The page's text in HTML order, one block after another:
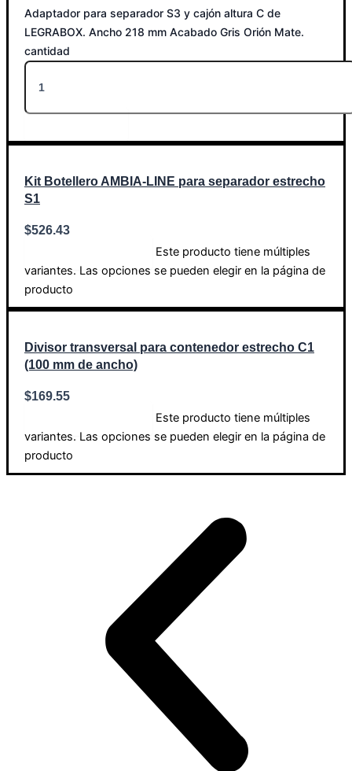
Adaptador para separador S3 y cajón altura C de
LEGRABOX. Ancho 218 mm Acabado Gris Orión Mate.
cantidad
Kit Botellero AMBIA-LINE para separador estrecho
S1
$526.43
Este producto tiene múltiples
variantes. Las opciones se pueden elegir en la página de
producto
Divisor transversal para contenedor estrecho C1
(100 mm de ancho)
$169.55
Este producto tiene múltiples
variantes. Las opciones se pueden elegir en la página de
producto